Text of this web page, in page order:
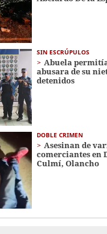
SIN ESCRÚPULOS
Abuela
abusara de su
detenidos
DOBLE CRIMEN
Asesinan de
comerciantes en
Culmí, Olancho